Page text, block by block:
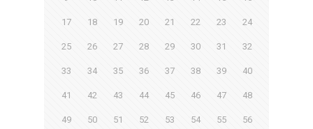
17 18 19 20 21 22 23 24
25 26 27 28 29 30 31 32
33 34 35 36 37 38 39 40
41 42 43 44 45 46 47 48
49 50 51 52 53 54 55 56